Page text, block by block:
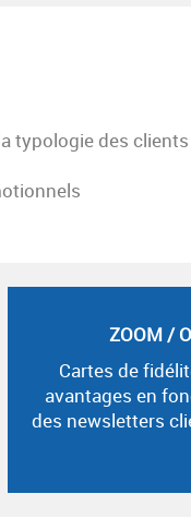
typologie des
ZOOM /
Cartes de
avantages en
des newsletters